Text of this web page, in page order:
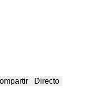
Directo